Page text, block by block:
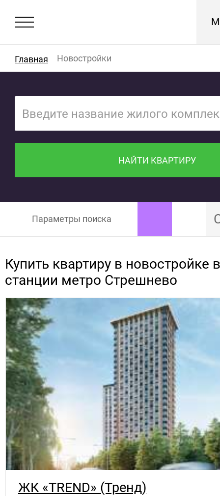
Главная Новостройки
НАЙТИ КВАРТИРУ
Параметры поиска
Купить квартиру в новостройке
станции метро Стрешнево
ЖК «TREND» (Тренд)